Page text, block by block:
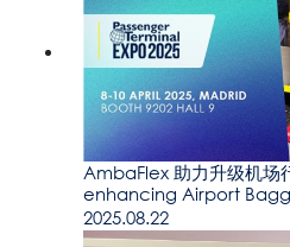
AmbaFlex 助力升级机场
enhancing Airport
2025.08.22